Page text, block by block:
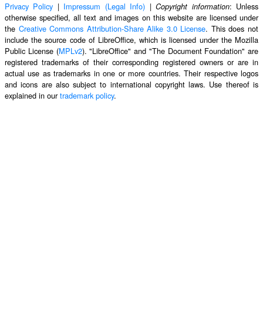
Privacy Policy | Impressum (Legal Info) |Copyright information: Unless
otherwise specified, all text and images on this website are licensed under
the Creative Commons Attribution-Share Alike 3.0 License. This does not
include the source code of LibreOffice, which is licensed under the Mozilla
Public License (MPLv2). "LibreOffice" and "The Document Foundation" are
registered trademarks of their corresponding registered owners or are in
actual use as trademarks in one or more countries. Their respective logos
and icons are also subject to international copyright laws. Use thereof is
explained in ourtrademark policy.